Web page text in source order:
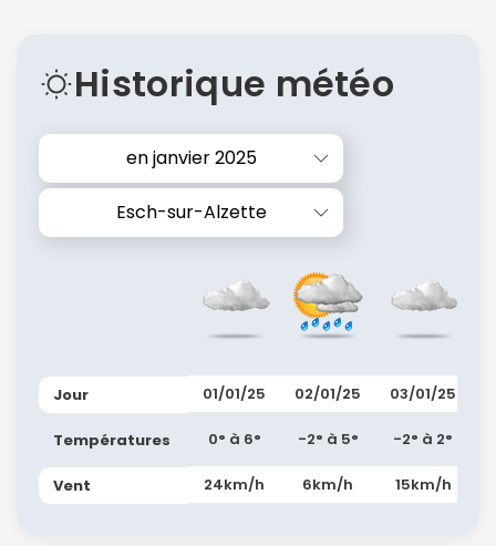
Historique météo
en janvier 2025
Esch-sur-Alzette
Jour
Températures
Vent
01/01/25
0° à 6°
24km/h
02/01/25
-2° à 5°
6km/h
03/01/25
-2° à 2°
15km/h